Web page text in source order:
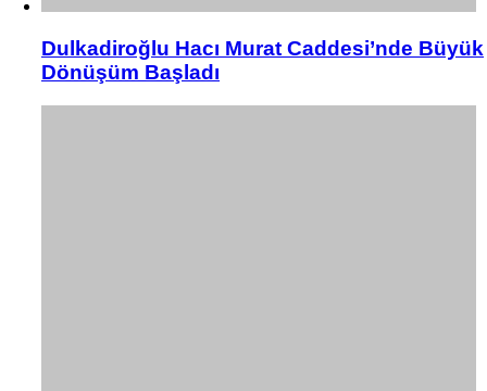
Dulkadiroğlu Hacı Murat Caddesi’nde Büyük
Dönüşüm Başladı